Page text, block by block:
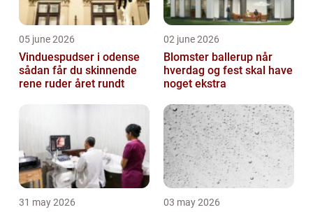
05 june 2026
Vinduespudser i odense
sådan får du skinnende
rene ruder året rundt
02 june 2026
Blomster ballerup når
hverdag og fest skal have
noget ekstra
31 may 2026 03 may 2026